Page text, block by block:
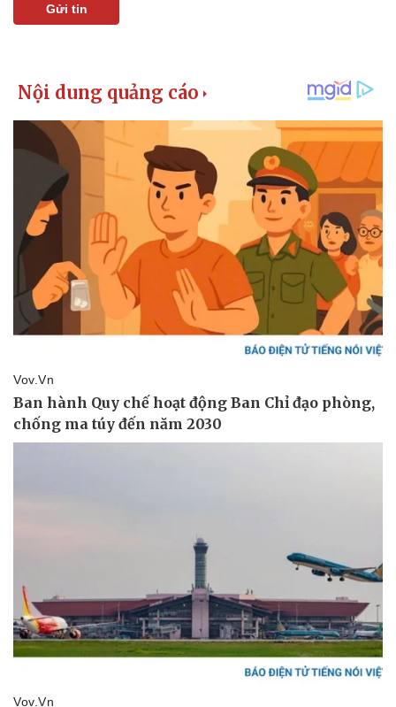
Pháp luật
Tin nóng
Quân sự - Quốc phòng
Vũ khí
Gửi tin